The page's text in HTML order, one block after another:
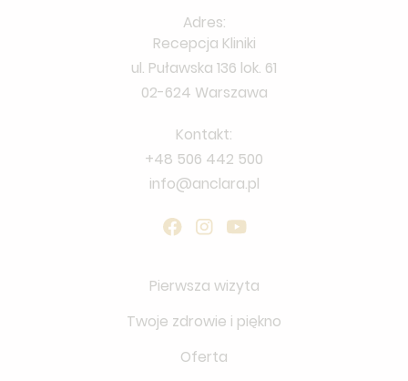
Adres:
Recepcja Kliniki
ul. Puławska 136 lok. 61
02-624 Warszawa
Kontakt:
+48 506 442 500
info@anclara.pl
Pierwsza wizyta
Twoje zdrowie i piękno
Oferta